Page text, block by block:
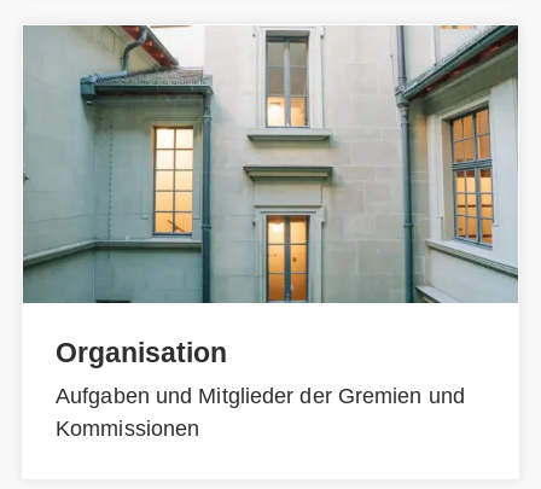
Organisation
Aufgaben und Mitglieder der Gremien und
Kommissionen